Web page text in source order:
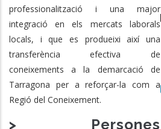
professionalització i una major
integració en els mercats laborals
locals, i que es produeixi així una
transferència efectiva de
coneixements a la demarcació de
Tarragona per a reforçar-la com a
Regió del Coneixement.
> Persones